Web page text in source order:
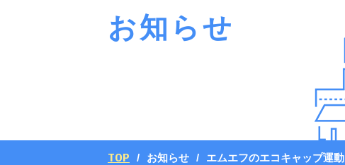
お知らせ
TOP お知らせ エムエフのエコキャップ運動